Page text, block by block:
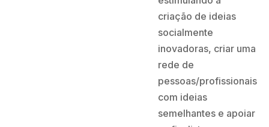
criação de ideias
socialmente
inovadoras, criar uma
rede de
pessoas/profissionais
com ideias
semelhantes e apoiar